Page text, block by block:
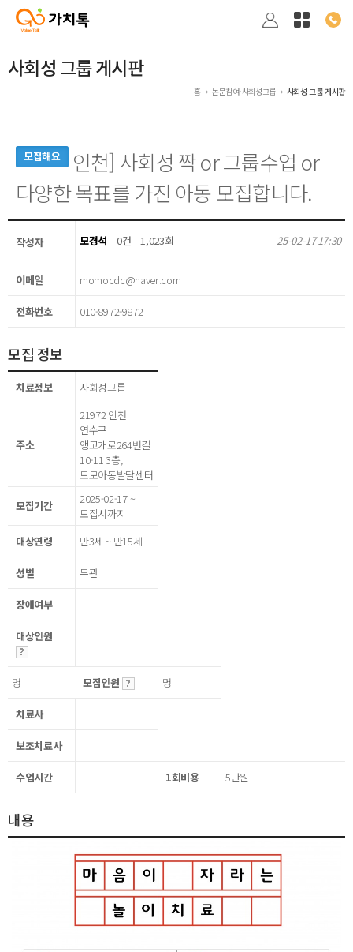
사회성 그룹 게시판
홈 논문참여·사회성그룹 사회성 그룹 게시판
모집해요
인천] 사회성 짝 or 그룹수업 or
다양한 목표를 가진 아동 모집합니다.
작성자 모경석 0건 1,023회 25-02-17 17:30
이메일 momocdc@naver.com
전화번호 010-8972-9872
모집 정보
치료정보 사회성그룹
주소
21972 인천
연수구
앵고개로264번길
10-11 3층,
모모아동발달센터
모집기간
2025-02-17 ~
모집시까지
대상연령
만3세 ~ 만15세
성별 무관
장애여부
대상인원
명 모집인원 명
치료사
보조치료사
수업시간 1회비용 5만원
내용